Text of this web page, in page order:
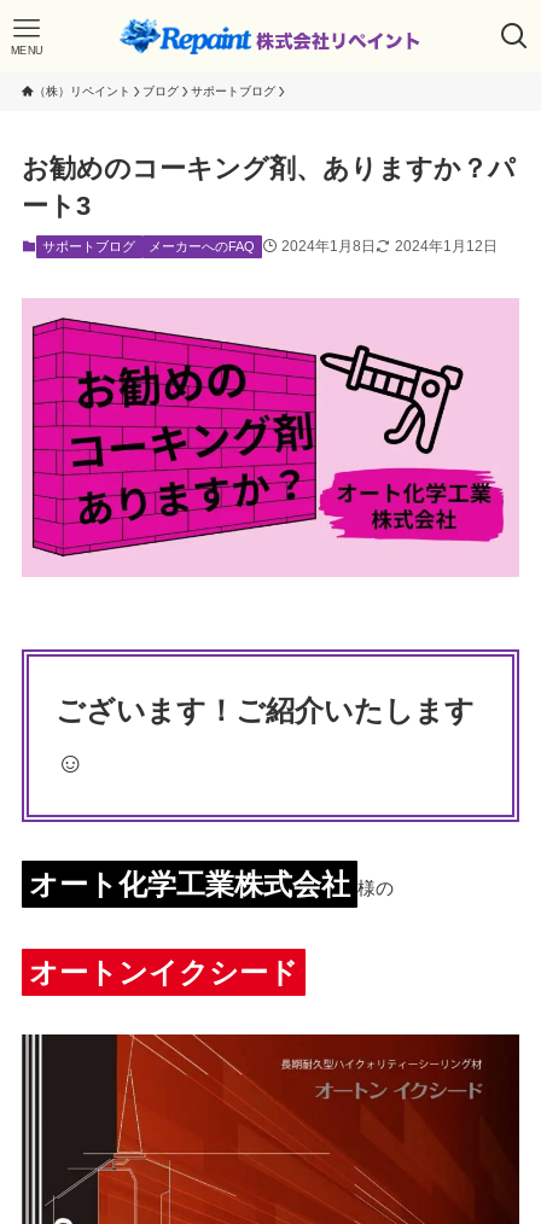
MENU
（株）リペイント ブログ サポートブログ
お勧めのコーキング剤、ありますか？パ
ート3
サポートブログ メーカーへのFAQ 2024年1月8日 2024年1月12日
ございます！ご紹介いたします
☺️
オート化学工業株式会社 様の
オートンイクシード